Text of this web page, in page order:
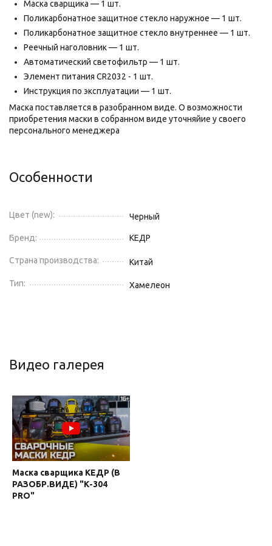
Маска сварщика — 1 шт.
Поликарбонатное защитное стекло наружное — 1 шт.
Поликарбонатное защитное стекло внутреннее — 1 шт.
Реечный наголовник — 1 шт.
Автоматический светофильтр — 1 шт.
Элемент питания CR2032 - 1 шт.
Инструкция по эксплуатации — 1 шт.
Маска поставляется в разобранном виде. О возможности
приобретения маски в собранном виде уточняйие у своего
персонального менеджера
Особенности
Цвет (new): Черный
Бренд: КЕДР
Страна производства: Китай
Тип: Хамелеон
Видео галерея
Маска сварщика КЕДР (В
РАЗОБР.ВИДЕ) "К-304
PRO"